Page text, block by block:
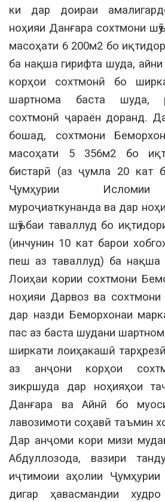
ки дар доираи
ноҳияи Данғара сохтмони
масоҳати 6 200м2 бо
ба нақша гирифта шуда,
корҳои сохтмонӣ бо
шартнома баста шуда,
сохтмонӣ ҷараён доранд.
бошад, сохтмони
масоҳати 5 356м2 бо
бистарӣ (аз ҷумла 20 кат
Ҷумҳурии Исломии
муроҷиаткунанда ва дар
шӯъбаи таваллуд бо
(инчунин 10 кат барои
пеш аз таваллуд) ба нақша
Лоиҳаи кории сохтмони
ноҳияи Дарвоз ва
дар назди Беморхонаи
пас аз баста шудани
ширкати лоиҳакашӣ
аз анҷони корҳои
зикршуда дар ноҳияҳои
Данғара ва Айнӣ бо
лавозимоти соҳавӣ таъмин
Дар анҷоми кори мизи
Абдуллозода, вазири
иҷтимоии аҳолии Ҷумҳурии
дигар ҳавасмандии